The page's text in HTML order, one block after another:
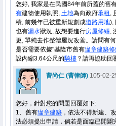
您好, 我家是在民國84年前所蓋的舊
有建物使用執照, 土地為向政府承租 ,
積, 前幾年已被重新規劃成道路用地),
也有漏水狀況, 故想要進行房屋修繕,
更, 單純去作整體屋況改善。請問有
是否需要依據"基隆市舊有違章建築
設內縮3.64公尺的騎樓 ？請再協助回
曹尚仁 (曹律師) 105-02-
您好，針對您的問題回覆如下:
1、舊有違章建築 ，依法不得新建、
法必須提出申請，倘若是面臨已開闢